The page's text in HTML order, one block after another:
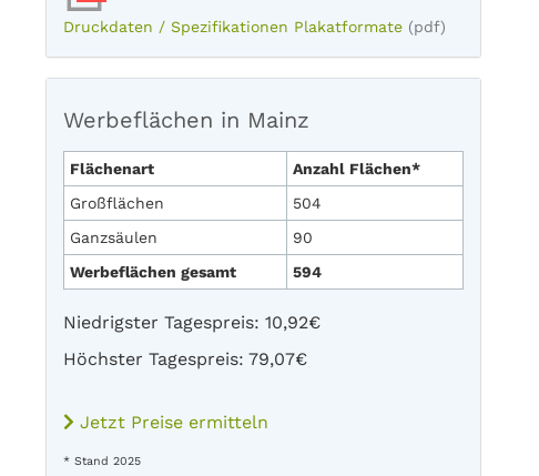
Druckdaten / Spezifikationen Plakatformate (pdf)
Werbeflächen in Mainz
Flächenart
Anzahl Flächen*
Großflächen
504
Ganzsäulen
90
Werbeflächen gesamt
594
Niedrigster Tagespreis: 10,92€
Höchster Tagespreis: 79,07€
Jetzt Preise ermitteln
* Stand 2025